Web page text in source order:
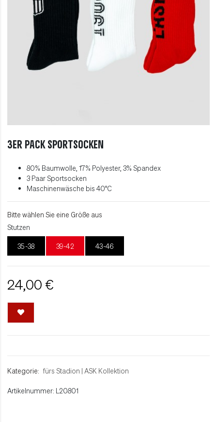
3er Pack Sportsocken
80% Baumwolle, 17% Polyester, 3% Spandex
3 Paar Sportsocken
Maschinenwäsche bis 40°C
Bitte wählen Sie eine Größe aus
Stutzen
35-38 39-42 43-46
24,00 €
Kategorie: fürs Stadion | ASK Kollektion
Artikelnummer: L20801